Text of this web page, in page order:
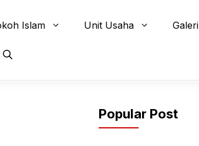
Islam Unit Usaha Galeri
Popular Post